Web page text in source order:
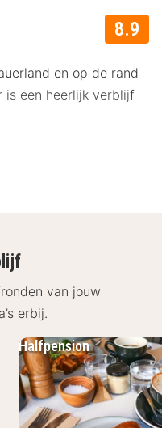
8.9
en op de rand
is een heerlijk verblijf
van Hotel
kamers hebben
van de zon kunt
Hotel
ontbijtbuffet in
terecht kunt voor een
van jouw
erbij.
Halfpension